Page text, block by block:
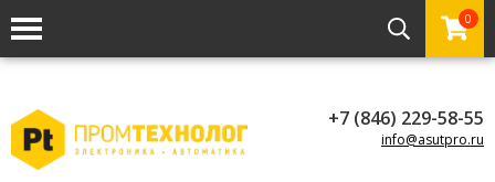
0
+7 (846) 229-58-55
info@asutpro.ru